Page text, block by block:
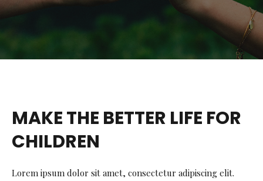
MAKE THE BETTER LIFE FOR
CHILDREN
Lorem ipsum dolor sit amet, consectetur adipiscing elit.